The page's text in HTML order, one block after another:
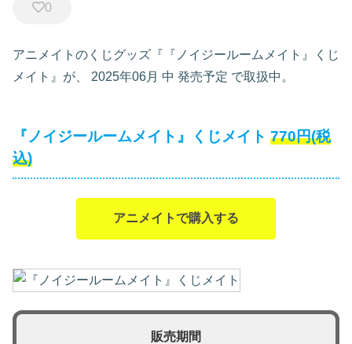
0
アニメイトのくじグッズ『『ノイジールームメイト』くじ
メイト』が、
2025年06月 中 発売予定 で取扱中。
『ノイジールームメイト』くじメイト 770円(税
込)
アニメイトで購入する
販売期間